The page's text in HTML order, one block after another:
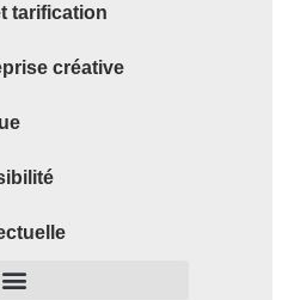
tarification
créative